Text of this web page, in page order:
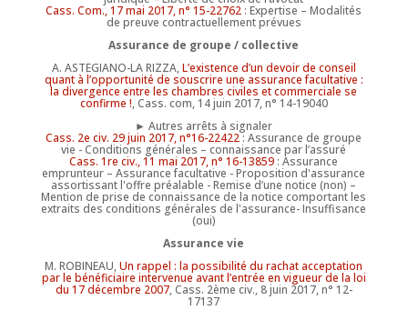
Cass. Com., 17 mai 2017, n° 15-22762 : Expertise – Modalités
de preuve contractuellement prévues
Assurance de groupe / collective
A. ASTEGIANO-LA RIZZA,L’existence d’un devoir de conseil
quant à l’opportunité de souscrire une assurance facultative :
la divergence entre les chambres civiles et commerciale se
confirme !, Cass. com, 14 juin 2017, n° 14-19040
► Autres arrêts à signaler
Cass. 2e civ. 29 juin 2017, n°16-22422: Assurance de groupe
vie - Conditions générales – connaissance par l’assuré
Cass. 1re civ., 11 mai 2017, n° 16-13859 : Assurance
emprunteur – Assurance facultative - Proposition d'assurance
assortissant l'offre préalable - Remise d’une notice (non) –
Mention de prise de connaissance de la notice comportant les
extraits des conditions générales de l'assurance- Insuffisance
(oui)
Assurance vie
M. ROBINEAU,Un rappel : la possibilité du rachat acceptation
par le bénéficiaire intervenue avant l’entrée en vigueur de la loi
du 17 décembre 2007, Cass. 2ème civ., 8 juin 2017, n° 12-
17137